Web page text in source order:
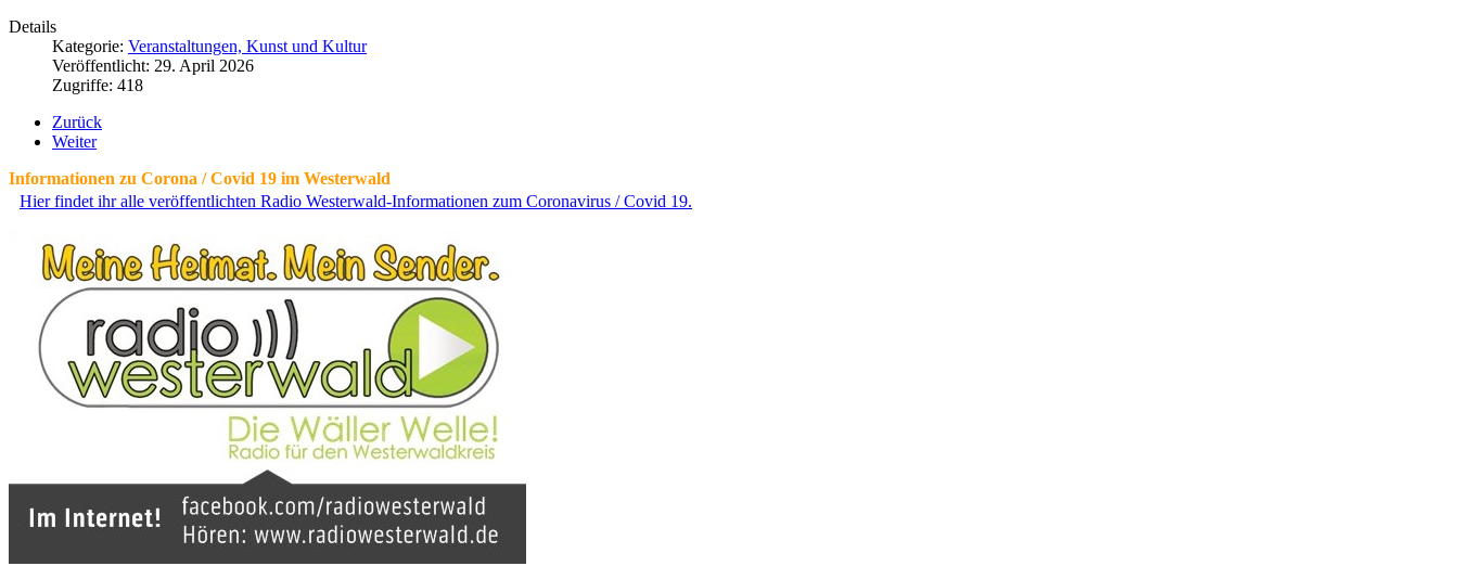
Details
Kategorie: Veranstaltungen, Kunst und Kultur
Veröffentlicht: 29. April 2026
Zugriffe: 418
Zurück
Weiter
Informationen zu Corona / Covid 19 im Westerwald
Hier findet ihr alle veröffentlichten Radio Westerwald-Informationen zum Coronavirus / Covid 19.